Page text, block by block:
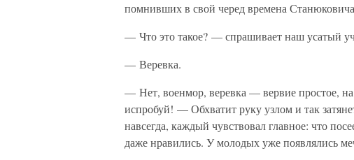
помнивших в свой черед времена
— Что это такое? — спрашивает наш усатый
— Веревка.
— Нет, военмор, веревка — вервие простое,
испробуй! — Обхватит руку узлом и так
навсегда, каждый чувствовал главное: что
даже нравились. У молодых уже появлялись